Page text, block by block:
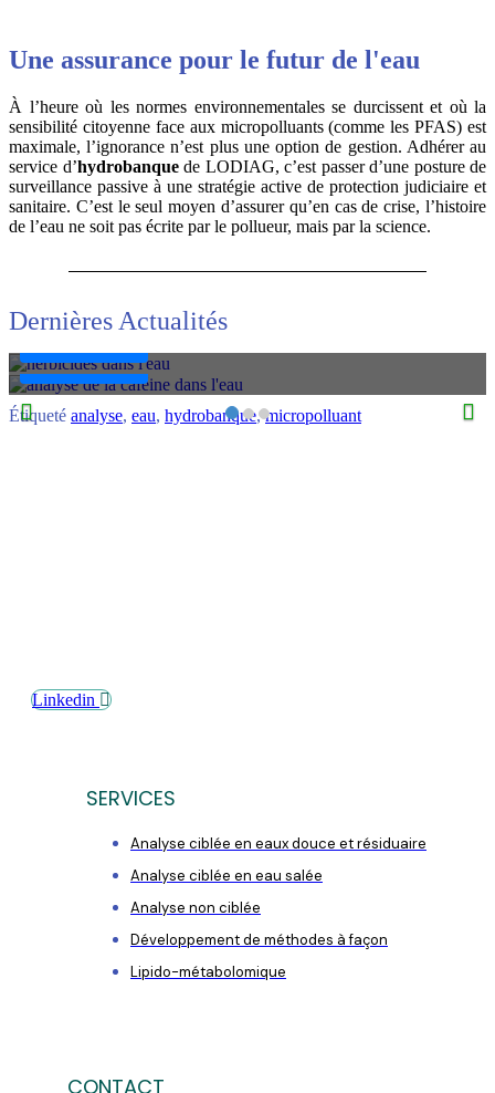
Une assurance pour le futur de l'eau
À l’heure où les normes environnementales se durcissent et où la
sensibilité citoyenne face aux micropolluants (comme les PFAS) est
maximale, l’ignorance n’est plus une option de gestion. Adhérer au
service d’hydrobanquede LODIAG, c’est passer d’une posture de
surveillance passive à une stratégie active de protection judiciaire et
sanitaire. C’est le seul moyen d’assurer qu’en cas de crise, l’histoire
de l’eau ne soit pas écrite par le pollueur, mais par la science.
Dernières Actualités
News
L’Ombre Chimique de nos Campagnes : Tout Savoir
sur la Présence des Herbicides dans l’Eau
européenne et sur la scène mondiale. Reconnue pour la richesse
News
La caféine dans l’eau : Le traceur universel pour
diagnostiquer la santé de nos ressources en eau
Dans l’imaginaire collectif, la caféine est synonyme de vitalité et
experts ...
Lire La Suite…
Étiqueté analyse, eau, hydrobanque,micropolluant
Linkedin
SERVICES
Analyse ciblée en eaux douce et résiduaire
Analyse ciblée en eau salée
Analyse non ciblée
Développement de méthodes à façon
Lipido-métabolomique
CONTACT